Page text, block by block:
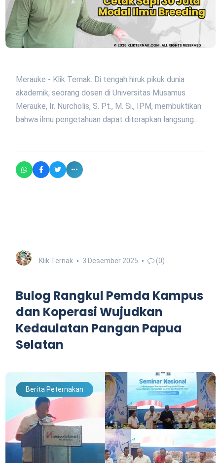
Merauke - Klik Ternak. Di tengah hiruk pikuk dunia
akademik, seorang dosen di Universitas Musamus
Merauke, Ir. Nurcholis, S. Pt., M. Si., IPM, membuktikan
bahwa ilmu pengetahuan dapat diterapkan langsung…
Klik Ternak 3 Desember 2025 (0)
Bulog Rangkul Pemda Kampus
dan Koperasi Wujudkan
Kedaulatan Pangan Papua
Selatan
Berita Peternakan